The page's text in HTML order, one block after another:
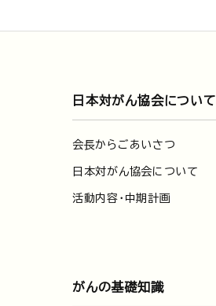
日本対がん協会について
会長からごあいさつ
日本対がん協会について
活動内容・中期計画
がんの基礎知識